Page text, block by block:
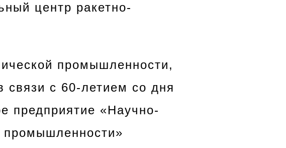
центр ракетно-
промышленности,
связи с 60-летием со дня
предприятие «Научно-
промышленности»